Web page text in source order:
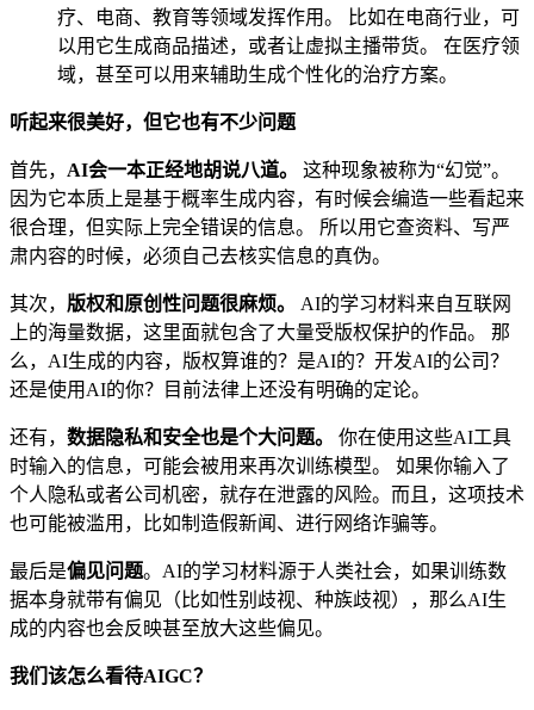
疗、电商、教育等领域发挥作用。 比如在电商行业，可
以用它生成商品描述，或者让虚拟主播带货。 在医疗领
域，甚至可以用来辅助生成个性化的治疗方案。
听起来很美好，但它也有不少问题
首先， AI会一本正经地胡说八道。
这种现象被称为“幻觉”。
因为它本质上是基于概率生成内容，有时候会编造一些看起来
很合理，但实际上完全错误的信息。 所以用它查资料、写严
肃内容的时候，必须自己去核实信息的真伪。
其次， 版权和原创性问题很麻烦。
AI的学习材料来自互联网
上的海量数据，这里面就包含了大量受版权保护的作品。 那
么，AI生成的内容，版权算谁的？是AI的？开发AI的公司？
还是使用AI的你？目前法律上还没有明确的定论。
还有， 数据隐私和安全也是个大问题。
你在使用这些AI工具
时输入的信息，可能会被用来再次训练模型。 如果你输入了
个人隐私或者公司机密，就存在泄露的风险。而且，这项技术
也可能被滥用，比如制造假新闻、进行网络诈骗等。
最后是偏见问题。AI的学习材料源于人类社会，如果训练数
据本身就带有偏见（比如性别歧视、种族歧视），那么AI生
成的内容也会反映甚至放大这些偏见。
我们该怎么看待AIGC？